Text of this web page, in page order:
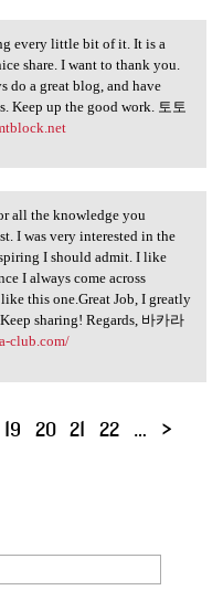
every
every little bit of it. It is a
share. I want to thank you.
do a great blog, and have
Keep up the good work. 토토
for all the
all the knowledge you
I was very interested in the
I should admit. I like
I always come across
this one.Great Job, I greatly
sharing! Regards, 바카라
club.com/
19 20 21 22 …